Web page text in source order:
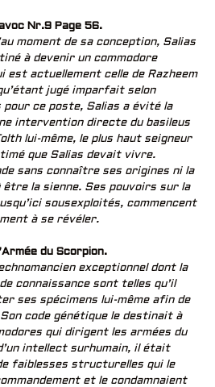
Nr.9 Page 56.
moment de sa conception, Salias
à devenir un commodore
est actuellement celle de Razheem
jugé imparfait selon
ce poste, Salias a évité la
intervention directe du basileus
lui-même, le plus haut seigneur
que Salias devait vivre.
sans connaître ses origines ni la
la sienne. Ses pouvoirs sur la
sousexploités, commencent
à se révéler.
du Scorpion.
exceptionnel dont la
connaissance sont telles qu’il
ses spécimens lui-même afin de
code génétique le destinait à
qui dirigent les armées du
intellect surhumain, il était
faiblesses structurelles qui le
et le condamnaient